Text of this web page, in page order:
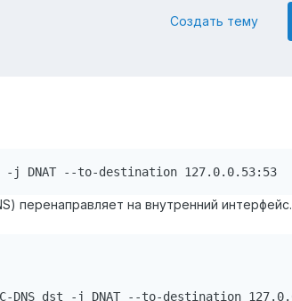
Создать тему
перенаправляет на внутренний интерфейс.